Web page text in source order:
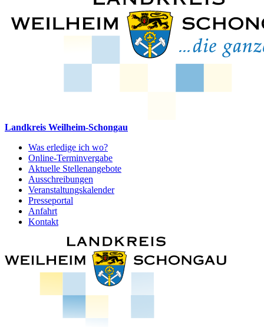
Landkreis Weilheim-Schongau
Was erledige ich wo?
Online-Terminvergabe
Aktuelle Stellenangebote
Ausschreibungen
Veranstaltungskalender
Presseportal
Anfahrt
Kontakt